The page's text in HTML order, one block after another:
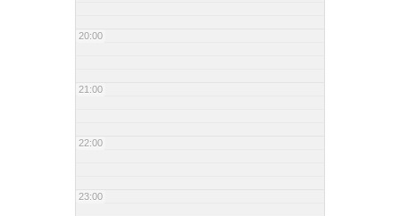
20:00
21:00
22:00
23:00